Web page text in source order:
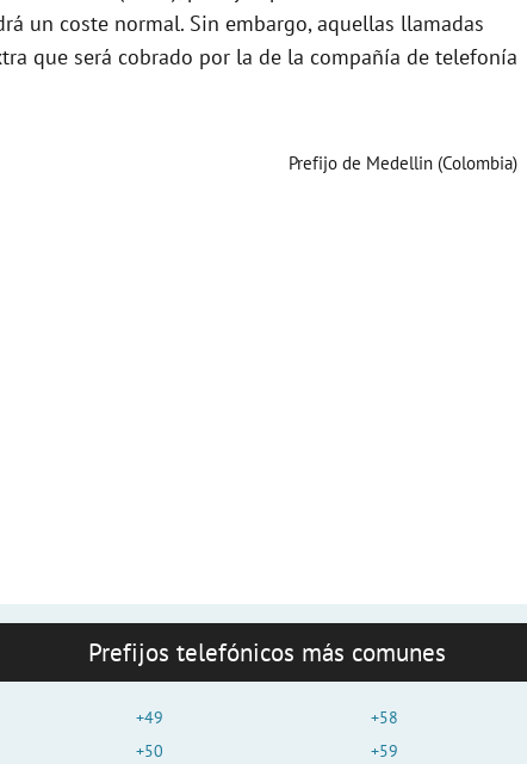
un coste normal. Sin embargo, aquellas llamadas
que será cobrado por la de la compañía de telefonía
Prefijo de Medellin (Colombia)
Prefijos telefónicos más comunes
+49
+50
+58
+59